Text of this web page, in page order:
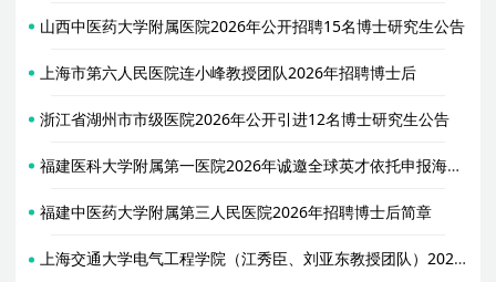
山西中医药大学附属医院2026年公开招聘15名博士研究生公告
上海市第六人民医院连小峰教授团队2026年招聘博士后
浙江省湖州市市级医院2026年公开引进12名博士研究生公告
福建医科大学附属第一医院2026年诚邀全球英才依托申报海外优青项目
福建中医药大学附属第三人民医院2026年招聘博士后简章
上海交通大学电气工程学院（江秀臣、刘亚东教授团队）2026年招聘5名博士后启事